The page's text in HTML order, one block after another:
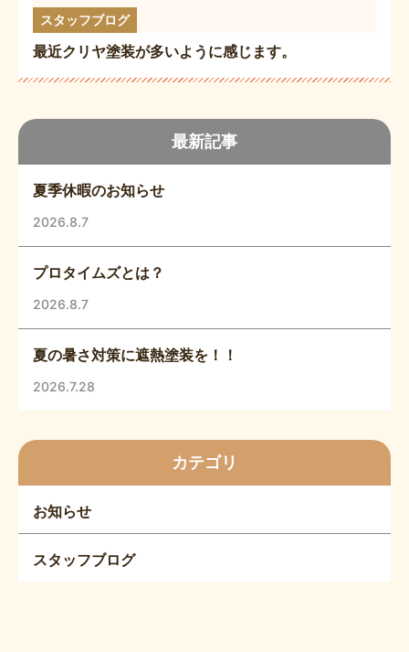
最新記事
夏季休暇のお知らせ
2026.8.7
プロタイムズとは？
2026.8.7
夏の暑さ対策に遮熱塗装を！！
2026.7.28
カテゴリ
お知らせ
スタッフブログ
スタッフブログ
最近クリヤ塗装が多いように感じます。